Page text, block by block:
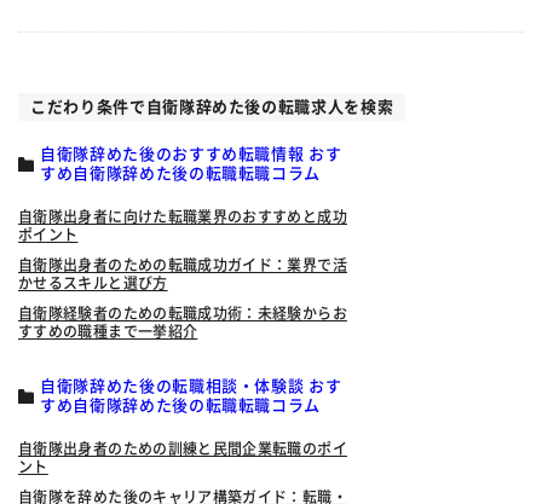
こだわり条件で自衛隊辞めた後の転職求人を検索
自衛隊辞めた後のおすすめ転職情報 おす
すめ自衛隊辞めた後の転職転職コラム
自衛隊出身者に向けた転職業界のおすすめと成功
ポイント
自衛隊出身者のための転職成功ガイド：業界で活
かせるスキルと選び方
自衛隊経験者のための転職成功術：未経験からお
すすめの職種まで一挙紹介
自衛隊辞めた後の転職相談・体験談 おす
すめ自衛隊辞めた後の転職転職コラム
自衛隊出身者のための訓練と民間企業転職のポイ
ント
自衛隊を辞めた後のキャリア構築ガイド：転職・